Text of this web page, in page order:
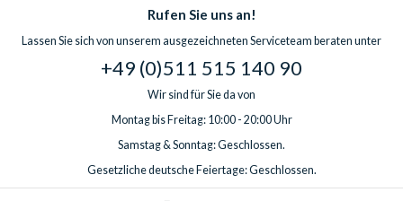
Rufen Sie uns an!
Lassen Sie sich von unserem ausgezeichneten Serviceteam beraten unter
+49 (0)511 515 140 90
Wir sind für Sie da von
Montag bis Freitag: 10:00 - 20:00 Uhr
Samstag & Sonntag: Geschlossen.
Gesetzliche deutsche Feiertage: Geschlossen.